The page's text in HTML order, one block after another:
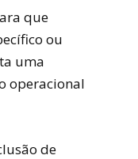
que
ou
uma
operacional
de